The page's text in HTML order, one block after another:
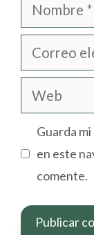
Correo
electrónico
Web
Guarda
en este
comente.